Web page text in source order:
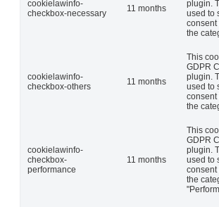
cookielawinfo-
checkbox-necessary
11 months
plugin.
used to
consent
the
cookielawinfo-
checkbox-others
11 months
This
GDPR
plugin.
used to
consent
the
cookielawinfo-
checkbox-
performance
11 months
This
GDPR
plugin.
used to
consent
the